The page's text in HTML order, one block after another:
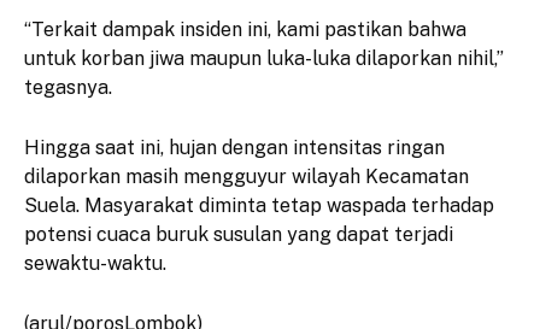
“Terkait dampak insiden ini, kami pastikan bahwa
untuk korban jiwa maupun luka-luka dilaporkan nihil,”
tegasnya.
​Hingga saat ini, hujan dengan intensitas ringan
dilaporkan masih mengguyur wilayah Kecamatan
Suela. Masyarakat diminta tetap waspada terhadap
potensi cuaca buruk susulan yang dapat terjadi
sewaktu-waktu.
(arul/porosLombok)